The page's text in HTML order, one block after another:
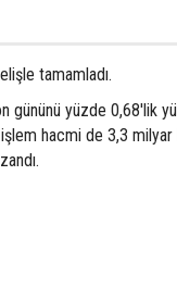
tamamladı.
gününü yüzde 0,68'lik
hacmi de 3,3 milyar